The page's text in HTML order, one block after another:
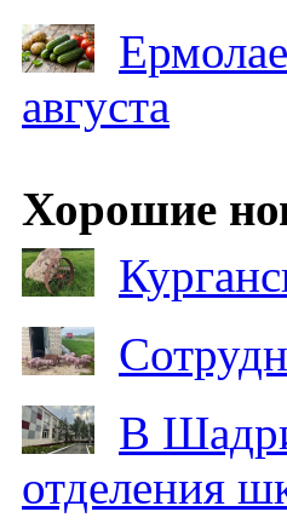
августа
Хорошие
В
отделения